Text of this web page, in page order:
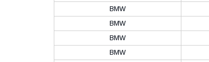
BMW
BMW
BMW
BMW